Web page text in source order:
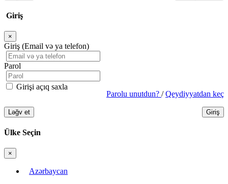
Giriş
×
Bağla
Giriş (Email və ya telefon)
Parol
Girişi açıq saxla
Parolu unutdun? /Qeydiyyatdan keç
Ləğv et Giriş
Ülke Seçin
×
Bağla
Azərbaycan